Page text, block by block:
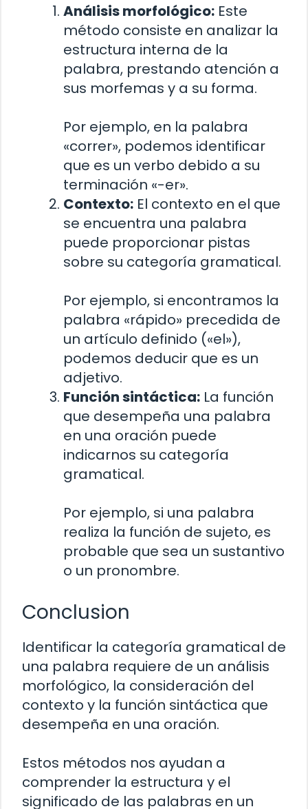
Análisis morfológico: Este
método consiste en analizar la
estructura interna de la
palabra, prestando atención a
sus morfemas y a su forma.
Por ejemplo, en la palabra
«correr», podemos identificar
que es un verbo debido a su
terminación «-er».
Contexto: El contexto en el que
se encuentra una palabra
puede proporcionar pistas
sobre su categoría gramatical.
Por ejemplo, si encontramos la
palabra «rápido» precedida de
un artículo definido («el»),
podemos deducir que es un
adjetivo.
Función sintáctica: La función
que desempeña una palabra
en una oración puede
indicarnos su categoría
gramatical.
Por ejemplo, si una palabra
realiza la función de sujeto, es
probable que sea un sustantivo
o un pronombre.
Conclusion
Identificar la categoría gramatical de
una palabra requiere de un análisis
morfológico, la consideración del
contexto y la función sintáctica que
desempeña en una oración.
Estos métodos nos ayudan a
comprender la estructura y el
significado de las palabras en un